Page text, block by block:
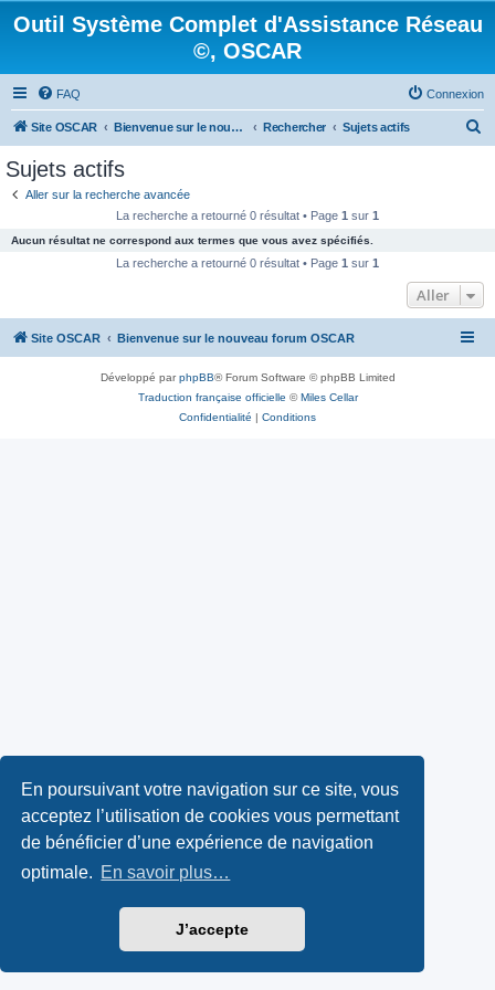
En poursuivant votre navigation sur ce site, vous
acceptez l’utilisation de cookies vous permettant
de bénéficier d’une expérience de navigation
optimale. En savoir plus…
J’accepte
Outil Système Complet d'Assistance Réseau
©, OSCAR
FAQ Connexion
Site OSCAR Bienvenue sur le nouveau forum OSCAR Rechercher Sujets actifs
c
Sujets actifs
Aller sur la recherche avancée
La recherche a retourné 0 résultat • Page 1 sur 1
Aucun résultat ne correspond aux termes que vous avez spécifiés.
La recherche a retourné 0 résultat • Page 1 sur 1
Aller
Site OSCAR Bienvenue sur le nouveau forum OSCAR
Développé parphpBB® Forum Software © phpBB Limited
Traduction française officielle ©Miles Cellar
Confidentialité | Conditions